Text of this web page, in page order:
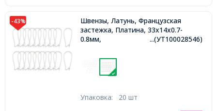
-43%
Швензы, Латунь, Французская
застежка, Платина, 33х14х0.7-
0.8мм,
...(УТ100028546)
Упаковка: 20 шт